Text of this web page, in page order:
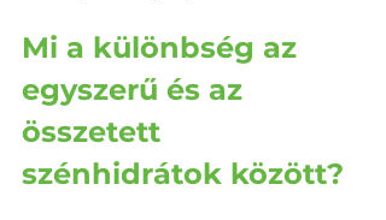
Mi a különbség az
egyszerű és az
összetett
szénhidrátok között?